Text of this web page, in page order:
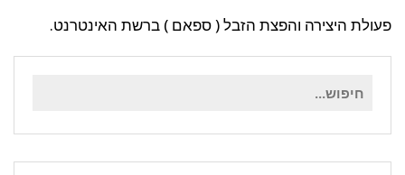
פעולת היצירה והפצת הזבל ( ספאם ) ברשת האינטרנט.